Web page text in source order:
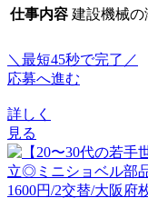
仕事内容 建設機械の
＼最短45秒で完了／
応募へ進む
詳しく
見る